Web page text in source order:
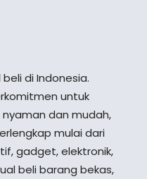
di Indonesia.
untuk
dan mudah,
mulai dari
gadget, elektronik,
beli barang bekas,